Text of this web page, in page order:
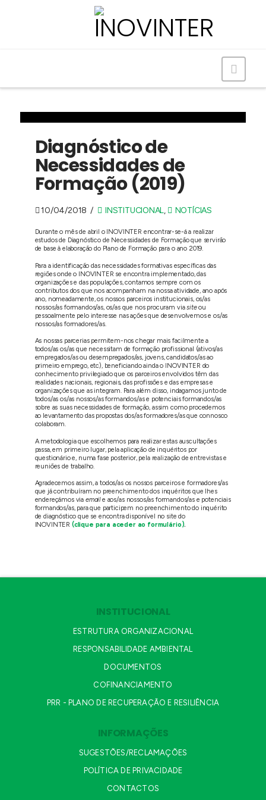
Diagnóstico de
Necessidades de
Formação (2019)
10/04/2018 INSTITUCIONAL, NOTÍCIAS
Durante o mês de abril o INOVINTER encontrar-se-á a realizar
estudos de Diagnóstico de Necessidades de Formação que servirão
de base à elaboração do Plano de Formação para o ano 2019.
Para a identificação das necessidades formativas específicas das
regiões onde o INOVINTER se encontra implementado, das
organizações e das populações, contamos sempre com os
contributos dos que nos acompanham na nossa atividade, ano após
ano, nomeadamente, os nossos parceiros institucionais, os/as
nossos/as formandos/as, os/as que nos procuram viasiteou
pessoalmente pelo interesse nas ações que desenvolvemos e os/as
nossos/as formadores/as.
As nossas parcerias permitem-nos chegar mais facilmente a
todos/as os/as que necessitam de formação profissional (ativos/as
empregados/as ou desempregados/as, jovens, candidatos/as ao
primeiro emprego, etc), beneficiando ainda o INOVINTER do
conhecimento privilegiado que os parceiros envolvidos têm das
realidades nacionais, regionais, das profissões e das empresas e
organizações que as integram. Para além disso, indagamos junto de
todos/as os/as nossos/as formandos/as e potenciais formandos/as
sobre as suas necessidades de formação, assim como procedemos
ao levantamento das propostas dos/as formadores/as que connosco
colaboram.
A metodologia que escolhemos para realizar estas auscultações
passa, em primeiro lugar, pela aplicação de inquéritos por
questionário e, numa fase posterior, pela realização de entrevistas e
reuniões de trabalho.
Agradecemos assim, a todos/as os nossos parceiros e formadores/as
que já contribuíram no preenchimento dos inquéritos que lhes
endereçámos via emaile aos/as nossos/as formandos/as e potenciais
formandos/as, para que participem no preenchimento do inquérito
de diagnóstico que se encontra disponível no site do
INOVINTER (clique para aceder ao formulário).
INSTITUCIONAL
ESTRUTURA ORGANIZACIONAL
RESPONSABILIDADE AMBIENTAL
DOCUMENTOS
COFINANCIAMENTO
PRR - PLANO DE RECUPERAÇÃO E RESILIÊNCIA
INFORMAÇÕES
SUGESTÕES/RECLAMAÇÕES
POLÍTICA DE PRIVACIDADE
CONTACTOS